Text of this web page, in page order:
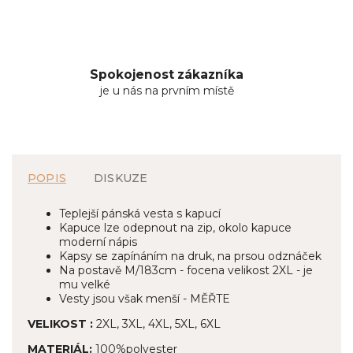
Spokojenost zákazníka
je u nás na prvním místě
POPIS DISKUZE
Teplejší pánská vesta s kapucí
Kapuce lze odepnout na zip, okolo kapuce
moderní nápis
Kapsy se zapínáním na druk, na prsou odznáček
Na postavě M/183cm - focena velikost 2XL - je
mu velké
Vesty jsou však menší - MĚŘTE
VELIKOST : 2XL, 3XL, 4XL, 5XL, 6XL
MATERIÁL: 100%polyester